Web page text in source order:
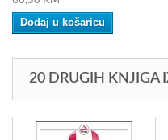
Dodaj u košaricu
20 DRUGIH KNJIGA